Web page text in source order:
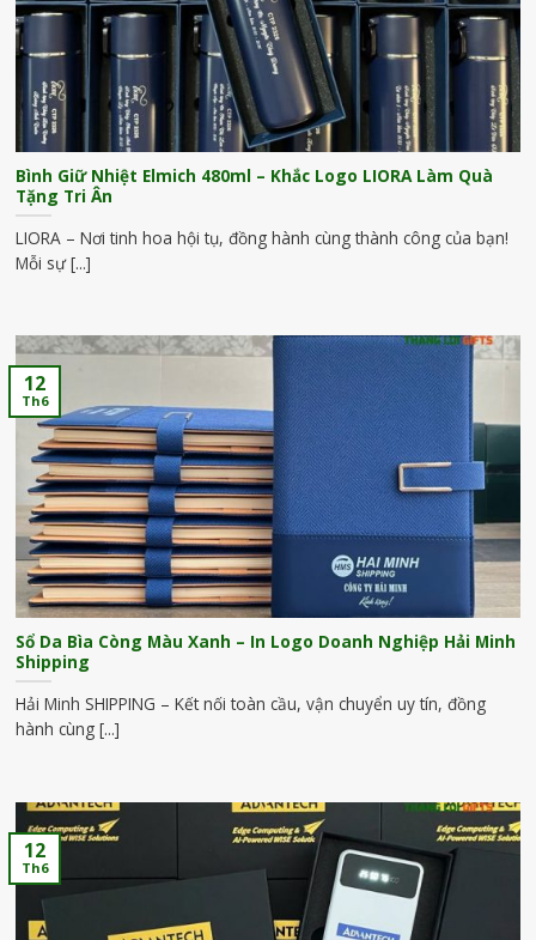
Bình Giữ Nhiệt Elmich 480ml – Khắc Logo LIORA Làm Quà
Tặng Tri Ân
LIORA – Nơi tinh hoa hội tụ, đồng hành cùng thành công của bạn!
Mỗi sự [...]
Sổ Da Bìa Còng Màu Xanh – In Logo Doanh Nghiệp Hải Minh
Shipping
Hải Minh SHIPPING – Kết nối toàn cầu, vận chuyển uy tín, đồng
hành cùng [...]
12
Th6
12
Th6